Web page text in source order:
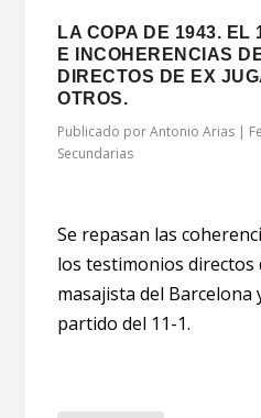
LA COPA DE 1943. EL
E INCOHERENCIAS
DIRECTOS DE EX
OTROS.
Publicado porAntonio Arias |
Secundarias
Se repasan las
los testimonios directos
masajista del Barcelona
partido del 11-1.